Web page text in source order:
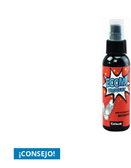
¡CONSEJO!
La máxima
protección extrema contra
para todos los materiales:
se conserva la